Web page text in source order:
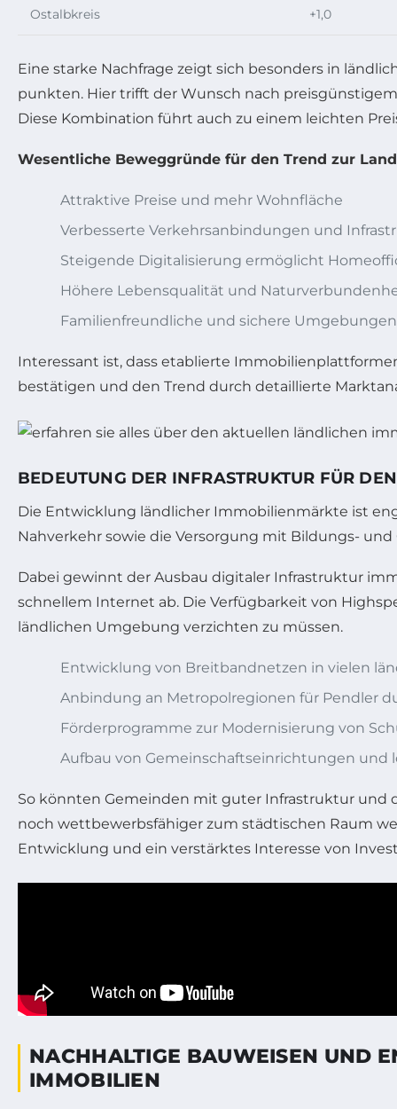
Ostalbkreis +1,0
Eine starke Nachfrage zeigt sich besonders in
punkten. Hier trifft der Wunsch nach
Diese Kombination führt auch zu einem leichten
Wesentliche Beweggründe für den Trend zur
Attraktive Preise und mehr Wohnfläche
Verbesserte Verkehrsanbindungen und
Steigende Digitalisierung ermöglicht
Höhere Lebensqualität und
Familienfreundliche und sichere Umgebungen
Interessant ist, dass etablierte
bestätigen und den Trend durch detaillierte
BEDEUTUNG DER INFRASTRUKTUR FÜR
Die Entwicklung ländlicher Immobilienmärkte ist
Nahverkehr sowie die Versorgung mit Bildungs-
Dabei gewinnt der Ausbau digitaler Infrastruktur
schnellem Internet ab. Die Verfügbarkeit von
ländlichen Umgebung verzichten zu müssen.
Entwicklung von Breitbandnetzen in vielen
Anbindung an Metropolregionen für Pendler
Förderprogramme zur Modernisierung von
Aufbau von Gemeinschaftseinrichtungen und
So könnten Gemeinden mit guter Infrastruktur
noch wettbewerbsfähiger zum städtischen Raum
Entwicklung und ein verstärktes Interesse von
NACHHALTIGE BAUWEISEN UND
IMMOBILIEN